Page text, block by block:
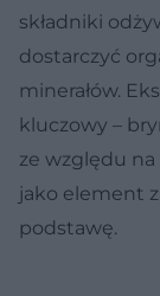
składniki
dostarczyć
minerałów.
kluczowy –
ze względu
jako element
podstawę.